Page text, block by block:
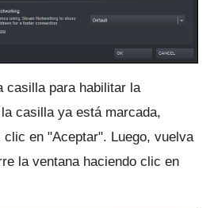
casilla para habilitar la
casilla ya está marcada,
en "Aceptar". Luego, vuelva
la ventana haciendo clic en